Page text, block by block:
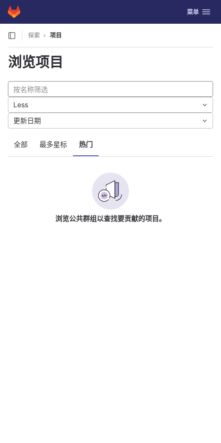
Skip to content
GitLab 切换导航
菜单
探索 项目
浏览项目
全部 最多星标 热门
Less
更新日期
浏览公共群组以查找要贡献的项目。